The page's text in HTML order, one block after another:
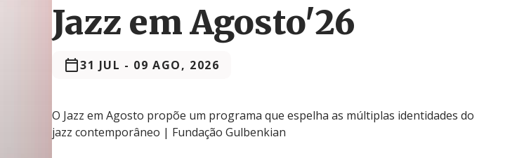
Jazz em Agosto'26
31 JUL - 09 AGO, 2026
O Jazz em Agosto propõe um programa que espelha as múltiplas identidades do
jazz contemporâneo | Fundação Gulbenkian